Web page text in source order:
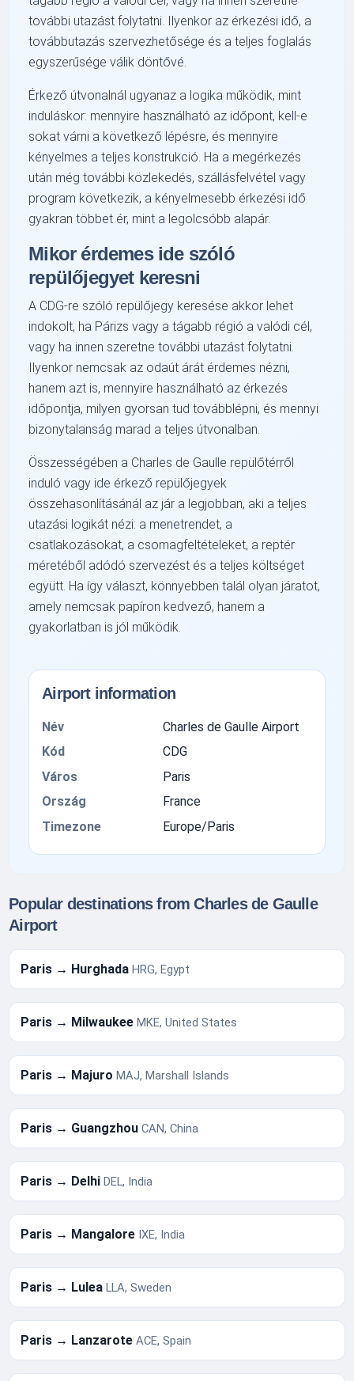
további utazást folytatni. Ilyenkor az érkezési idő, a
továbbutazás szervezhetősége és a teljes foglalás
egyszerűsége válik döntővé.
Érkező útvonalnál ugyanaz a logika működik, mint
induláskor: mennyire használható az időpont, kell-e
sokat várni a következő lépésre, és mennyire
kényelmes a teljes konstrukció. Ha a megérkezés
után még további közlekedés, szállásfelvétel vagy
program következik, a kényelmesebb érkezési idő
gyakran többet ér, mint a legolcsóbb alapár.
Mikor érdemes ide szóló
repülőjegyet keresni
A CDG-re szóló repülőjegy keresése akkor lehet
indokolt, ha Párizs vagy a tágabb régió a valódi cél,
vagy ha innen szeretne további utazást folytatni.
Ilyenkor nemcsak az odaút árát érdemes nézni,
hanem azt is, mennyire használható az érkezés
időpontja, milyen gyorsan tud továbblépni, és mennyi
bizonytalanság marad a teljes útvonalban.
Összességében a Charles de Gaulle repülőtérről
induló vagy ide érkező repülőjegyek
összehasonlításánál az jár a legjobban, aki a teljes
utazási logikát nézi: a menetrendet, a
csatlakozásokat, a csomagfeltételeket, a reptér
méretéből adódó szervezést és a teljes költséget
együtt. Ha így választ, könnyebben talál olyan járatot,
amely nemcsak papíron kedvező, hanem a
gyakorlatban is jól működik.
Airport information
Név
Charles de Gaulle Airport
Kód
CDG
Város
Paris
Ország
France
Timezone
Europe/Paris
Popular destinations from Charles de Gaulle
Airport
Paris → HurghadaHRG, Egypt
Paris → MilwaukeeMKE, United States
Paris → MajuroMAJ, Marshall Islands
Paris → GuangzhouCAN, China
Paris → DelhiDEL, India
Paris → Mangalore IXE, India
Paris → LuleaLLA, Sweden
Paris → LanzaroteACE, Spain